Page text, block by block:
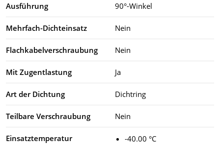
Ausführung 90°-Winkel
Mehrfach-Dichteinsatz Nein
Flachkabelverschraubung Nein
Mit Zugentlastung Ja
Art der Dichtung Dichtring
Teilbare Verschraubung Nein
Einsatztemperatur
-40.00 °C